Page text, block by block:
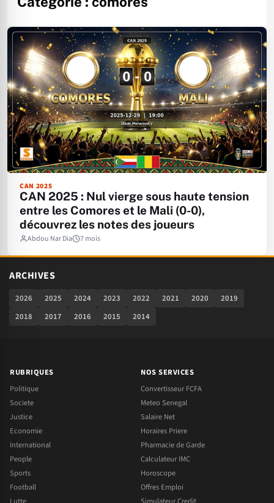
CAN 2025
CAN 2025 : Nul vierge sous haute tension
entre les Comores et le Mali (0-0),
découvrez les notes des joueurs
Abdou Nar Dia 7 mois
ARCHIVES
2026 2025 2024 2023 2022 2021 2020
2019
2018
2017 2016 2015 2014
RUBRIQUES
Politique
Societe
Justice
Economie
International
People
Sports
Football
NOS SERVICES
Convertisseur FCFA
Meteo Senegal
Salaire Net
Horaires Priere
Pharmacie de Garde
Calculateur IMC
Horoscope
Offres Emploi